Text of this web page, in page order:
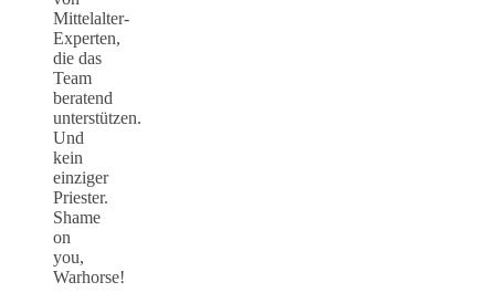
Mittelalter-
Experten,
die das
Team
beratend
unterstützen.
Und
kein
einziger
Priester.
Shame
on
you,
Warhorse!